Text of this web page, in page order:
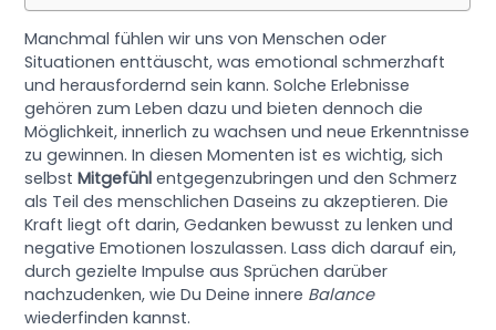
Manchmal fühlen wir uns von Menschen oder
Situationen enttäuscht, was emotional schmerzhaft
und herausfordernd sein kann. Solche Erlebnisse
gehören zum Leben dazu und bieten dennoch die
Möglichkeit, innerlich zu wachsen und neue Erkenntnisse
zu gewinnen. In diesen Momenten ist es wichtig, sich
selbstMitgefühl entgegenzubringen und den Schmerz
als Teil des menschlichen Daseins zu akzeptieren. Die
Kraft liegt oft darin, Gedanken bewusst zu lenken und
negative Emotionen loszulassen. Lass dich darauf ein,
durch gezielte Impulse aus Sprüchen darüber
nachzudenken, wie Du Deine innere Balance
wiederfinden kannst.